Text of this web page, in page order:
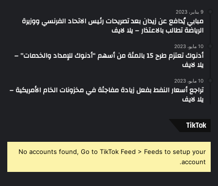
9 يناير، 2023
مبابي يُدافع عن زيدان بعد تصريحات رئيس الاتحاد الفرنسي ووزيرة
الرياضة تطالب بالاعتذار – يلا لايف
10 مايو، 2023
أدنوك تعتزم طرح 15 بالمئة من أسهم “أدنوك للإمداد والخدمات” –
يلا لايف
10 مايو، 2023
تراجع أسعار النفط بفعل زيادة مفاجئة في مخزونات الخام الأمريكية –
يلا لايف
‫TikTok
No accounts found, Go to TikTok Feed > Feeds to setup your
account.